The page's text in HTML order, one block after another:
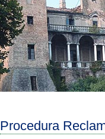
Procedura